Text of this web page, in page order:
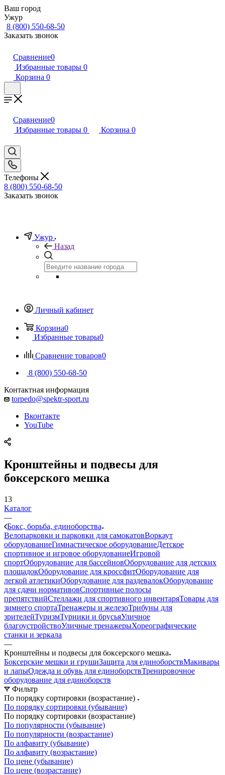
Ваш город
Ужур
8 (800) 550-68-50
Заказать звонок
Сравнение0
Избранные товары 0
Корзина 0
Сравнение0
Избранные товары 0 Корзина 0
Телефоны
8 (800) 550-68-50
Заказать звонок
Ужур
Назад
Личный кабинет
Корзина0
Избранные товары0
Сравнение товаров0
8 (800) 550-68-50
Контактная информация
torpedo@spektr-sport.ru
Вконтакте
YouTube
Кронштейны и подвесы для
боксерского мешка
13
Каталог
—
Бокс, борьба, единоборства
Велопарковки и парковки для самокатовВоркаут
оборудованиеГимнастическое оборудованиеДетское
спортивное и игровое оборудованиеИгровой
спортОборудование для бассейновОборудование для детских
площадокОборудование для кроссфитОборудование для
легкой атлетикиОборудование для раздевалокОборудование
для сдачи нормативовСпортивные полосы
препятствийСтеллажи для спортивного инвентаряТовары для
зимнего спортаТренажеры и железоТрибуны для
зрителейТуризмТурники и брусьяУличное
благоустройствоУличные тренажерыХореографические
станки и зеркала
—
Кронштейны и подвесы для боксерского мешка
Боксерские мешки и грушиЗащита для единоборствМакивары
и лапыОдежда и обувь для единоборствТренировочное
оборудование для единоборств
Фильтр
По порядку сортировки (возрастание)
По порядку сортировки (убывание)
По порядку сортировки (возрастание)
По популярности (убывание)
По популярности (возрастание)
По алфавиту (убывание)
По алфавиту (возрастание)
По цене (убывание)
По цене (возрастание)